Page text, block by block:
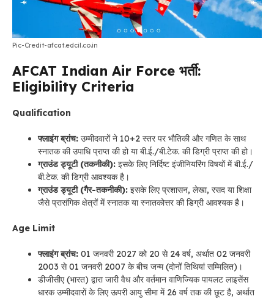
Pic-Credit-afcat.edcil.co.in
AFCAT Indian Air Force भर्ती:
Eligibility Criteria
Qualification
फ्लाइंग ब्रांच: उम्मीदवारों ने 10+2 स्तर पर भौतिकी और गणित के साथ
स्नातक की उपाधि प्राप्त की हो या बी.ई./बी.टेक. की डिग्री प्राप्त की हो।
ग्राउंड ड्यूटी (तकनीकी): इसके लिए निर्दिष्ट इंजीनियरिंग विषयों में बी.ई./
बी.टेक. की डिग्री आवश्यक है।
ग्राउंड ड्यूटी (गैर-तकनीकी): इसके लिए प्रशासन, लेखा, रसद या शिक्षा
जैसे प्रासंगिक क्षेत्रों में स्नातक या स्नातकोत्तर की डिग्री आवश्यक है।
Age Limit
फ्लाइंग ब्रांच: 01 जनवरी 2027 को 20 से 24 वर्ष, अर्थात 02 जनवरी
2003 से 01 जनवरी 2007 के बीच जन्म (दोनों तिथियां सम्मिलित)।
डीजीसीए (भारत) द्वारा जारी वैध और वर्तमान वाणिज्यिक पायलट लाइसेंस
धारक उम्मीदवारों के लिए ऊपरी आयु सीमा में 26 वर्ष तक की छूट है, अर्थात